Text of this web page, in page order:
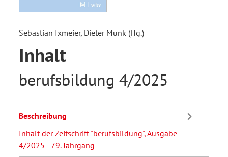
Sebastian Ixmeier, Dieter Münk (Hg.)
Inhalt
berufsbildung 4/2025
Beschreibung
Inhalt der Zeitschrift "berufsbildung", Ausgabe
4/2025 - 79. Jahrgang